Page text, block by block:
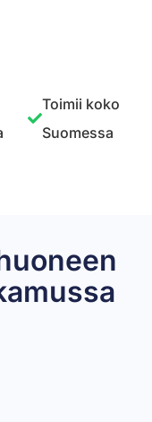
Toimii koko
Suomessa